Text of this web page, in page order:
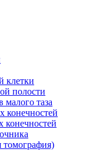
клетки
полости
таза
конечностей